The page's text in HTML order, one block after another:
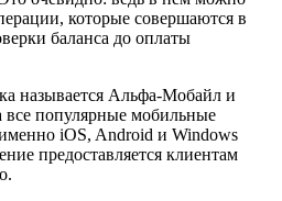
которые совершаются в
баланса до оплаты
называется Альфа-Мобайл и
все популярные мобильные
iOS, Android и Windows
предоставляется клиентам